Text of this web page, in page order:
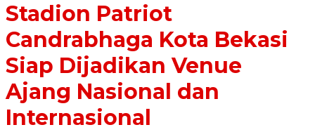
Stadion Patriot
Candrabhaga Kota Bekasi
Siap Dijadikan Venue
Ajang Nasional dan
Internasional